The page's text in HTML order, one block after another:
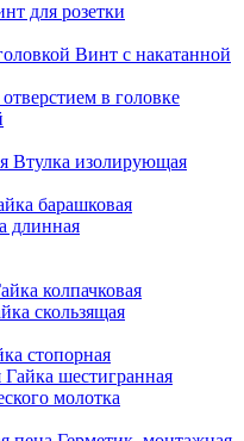
для розетки
Винт с накатанной
в головке
Втулка изолирующая
барашковая
длинная
колпачковая
скользящая
стопорная
Гайка шестигранная
молотка